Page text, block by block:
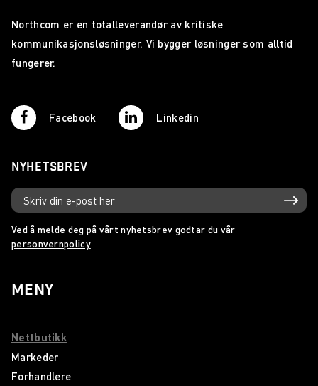
Northcom er en totalleverandør av kritiske
kommunikasjonsløsninger. Vi bygger løsninger som alltid
fungerer.
Facebook Linkedin
NYHETSBREV
Ved å melde deg på vårt nyhetsbrev godtar du vår
personvernpolicy
MENY
Nettbutikk
Markeder
Forhandlere